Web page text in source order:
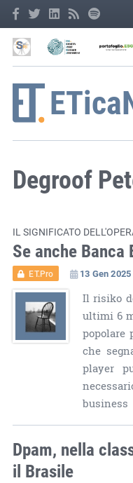
Degroof
IL SIGNIFICATO
Se anche
ET.Pro 13 Gen 2025
Il risiko
ultimi 6
popolare
che
player
business
Dpam, nella
il Brasile